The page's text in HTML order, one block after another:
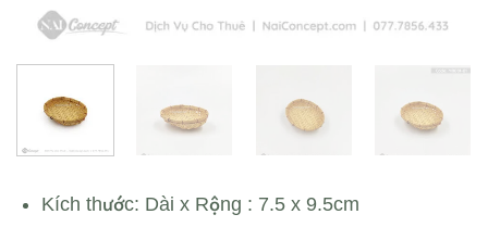
Kích thước: Dài x Rộng : 7.5 x 9.5cm